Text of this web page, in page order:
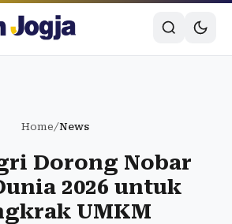
Home/News
Dorong Nobar
2026 untuk
UMKM